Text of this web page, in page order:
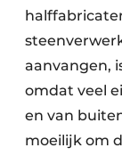
aanvangen,
omdat veel
en van
moeilijk om